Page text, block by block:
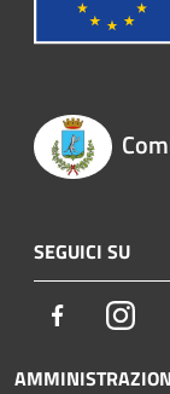
SEGUICI SU
Facebook